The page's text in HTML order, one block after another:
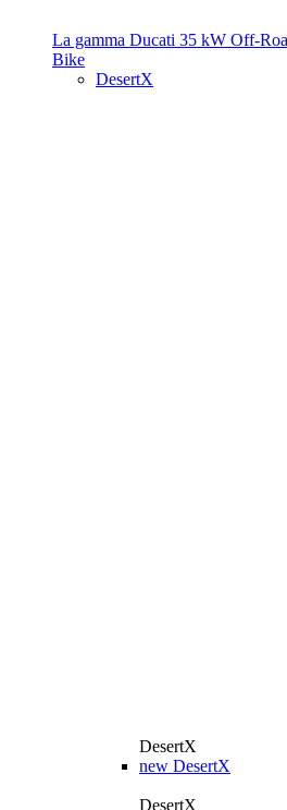
La gamma Ducati 35 kW Off-
Bike
DesertX
DesertX
new DesertX
DesertX